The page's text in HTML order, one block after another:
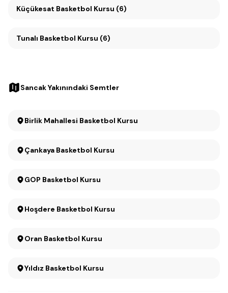
Küçükesat Basketbol Kursu (6)
Tunalı Basketbol Kursu (6)
Sancak Yakınındaki Semtler
Birlik Mahallesi Basketbol Kursu
Çankaya Basketbol Kursu
GOP Basketbol Kursu
Hoşdere Basketbol Kursu
Oran Basketbol Kursu
Yıldız Basketbol Kursu